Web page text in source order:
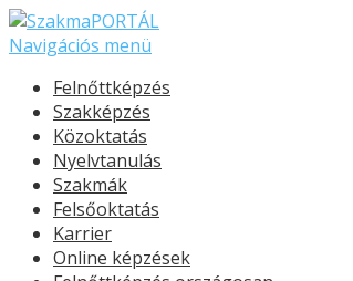
Navigációs menü
Felnőttképzés
Szakképzés
Közoktatás
Nyelvtanulás
Szakmák
Felsőoktatás
Karrier
Online képzések